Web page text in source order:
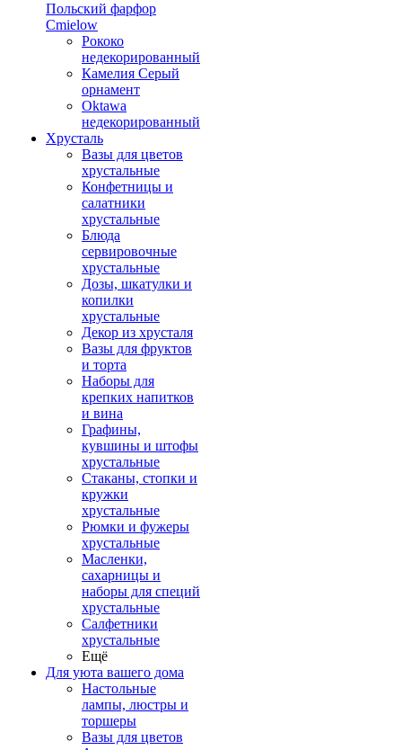
Польский фарфор
Сmielow
Рококо
недекорированный
Камелия Серый
орнамент
Oktawa
недекорированный
Хрусталь
Вазы для цветов
хрустальные
Конфетницы и
салатники
хрустальные
Блюда
сервировочные
хрустальные
Дозы, шкатулки и
копилки
хрустальные
Декор из хрусталя
Вазы для фруктов
и торта
Наборы для
крепких напитков
и вина
Графины,
кувшины и штофы
хрустальные
Стаканы, стопки и
кружки
хрустальные
Рюмки и фужеры
хрустальные
Масленки,
сахарницы и
наборы для специй
хрустальные
Салфетники
хрустальные
Ещё
Для уюта вашего дома
Настольные
лампы, люстры и
торшеры
Вазы для цветов